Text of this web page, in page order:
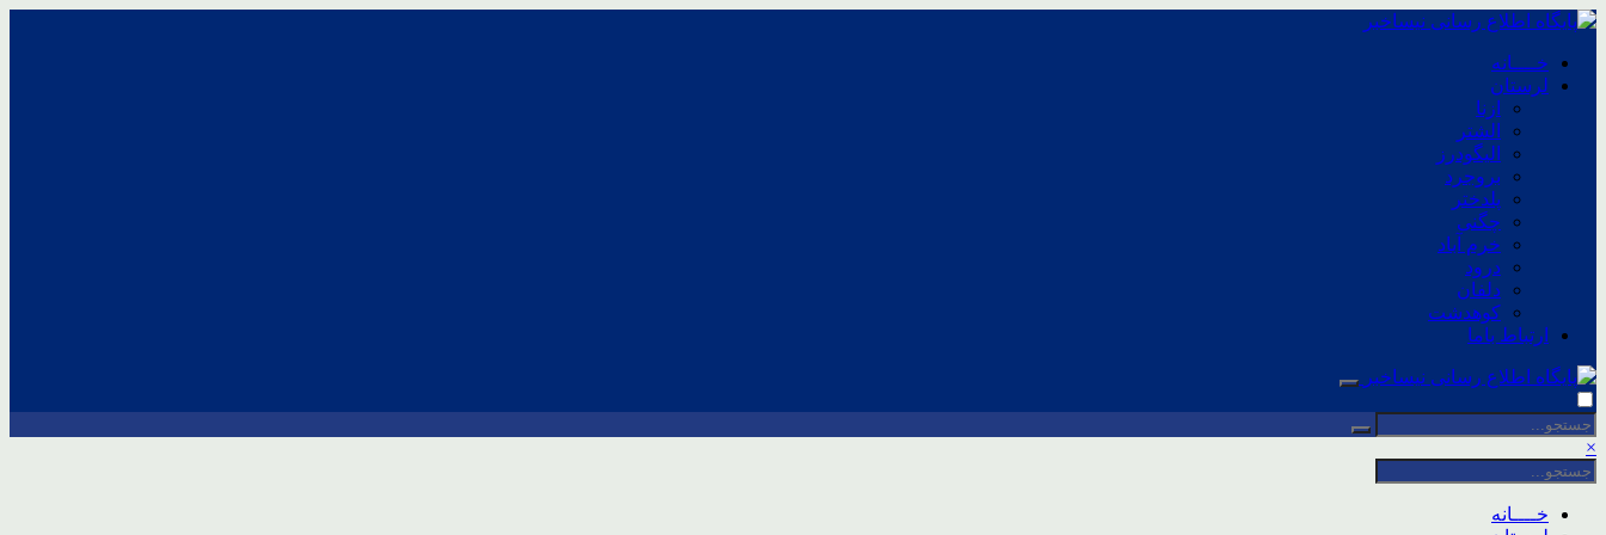
خــــانه
لرستان
ازنا
الشتر
الیگودرز
بروجرد
پلدختر
چگنی
خرم آباد
درود
دلفان
کوهدشت
ارتباط باما
×
خــــانه